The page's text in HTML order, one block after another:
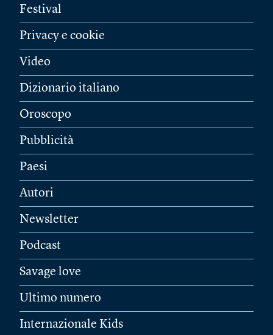
Festival
Privacy e cookie
Video
Dizionario italiano
Oroscopo
Pubblicità
Paesi
Autori
Newsletter
Podcast
Savage love
Ultimo numero
Internazionale Kids